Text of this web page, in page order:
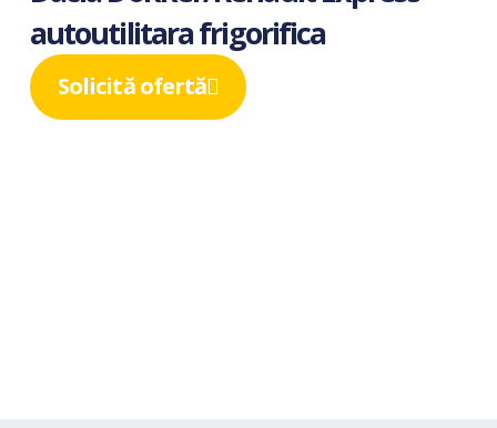
autoutilitara frigorifica
Solicită ofertă